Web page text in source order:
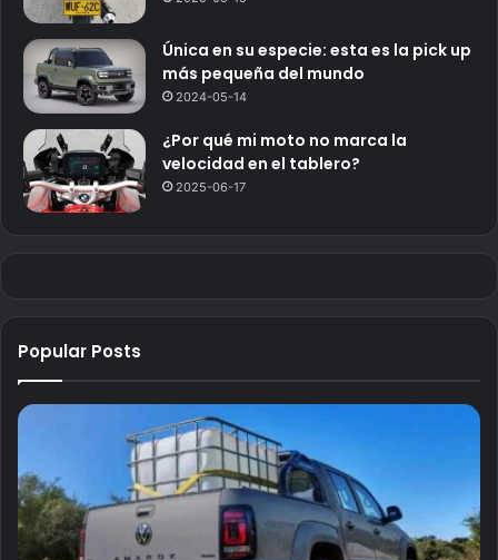
Única en su especie: esta es la pick up
más pequeña del mundo
2024-05-14
¿Por qué mi moto no marca la
velocidad en el tablero?
2025-06-17
Popular Posts